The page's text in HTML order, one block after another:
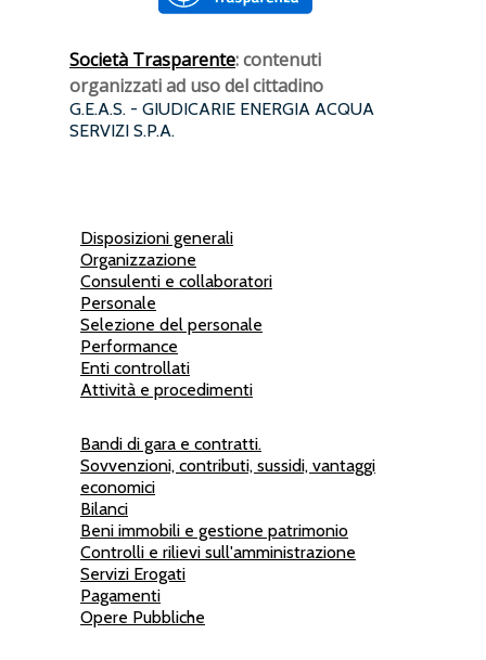
Società Trasparente: contenuti
organizzati ad uso del cittadino
G.E.A.S. - GIUDICARIE ENERGIA ACQUA
SERVIZI S.P.A.
Disposizioni generali
Organizzazione
Consulenti e collaboratori
Personale
Selezione del personale
Performance
Enti controllati
Attività e procedimenti
Bandi di gara e contratti.
Sovvenzioni, contributi, sussidi, vantaggi
economici
Bilanci
Beni immobili e gestione patrimonio
Controlli e rilievi sull'amministrazione
Servizi Erogati
Pagamenti
Opere Pubbliche